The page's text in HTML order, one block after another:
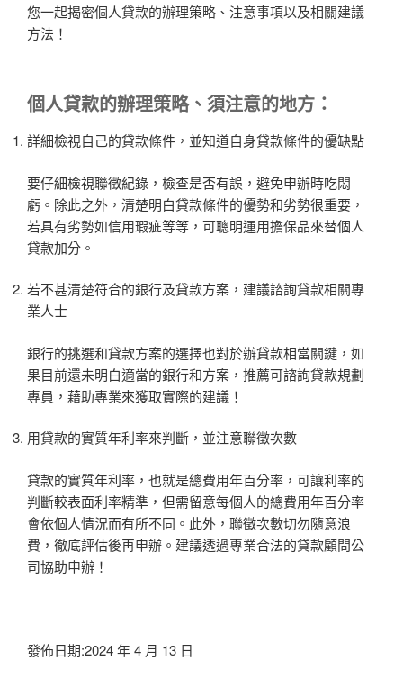
您一起揭密個人貸款的辦理策略、注意事項以及相關建議
方法！
個人貸款的辦理策略、須注意的地方：
詳細檢視自己的貸款條件，並知道自身貸款條件的優缺點
要仔細檢視聯徵紀錄，檢查是否有誤，避免申辦時吃悶
虧。除此之外，清楚明白貸款條件的優勢和劣勢很重要，
若具有劣勢如信用瑕疵等等，可聰明運用擔保品來替個人
貸款加分。
若不甚清楚符合的銀行及貸款方案，建議諮詢貸款相關專
業人士
銀行的挑選和貸款方案的選擇也對於辦貸款相當關鍵，如
果目前還未明白適當的銀行和方案，推薦可諮詢貸款規劃
專員，藉助專業來獲取實際的建議！
用貸款的實質年利率來判斷，並注意聯徵次數
貸款的實質年利率，也就是總費用年百分率，可讓利率的
判斷較表面利率精準，但需留意每個人的總費用年百分率
會依個人情況而有所不同。此外，聯徵次數切勿隨意浪
費，徹底評估後再申辦。建議透過專業合法的貸款顧問公
司協助申辦！
發佈日期:2024 年 4 月 13 日